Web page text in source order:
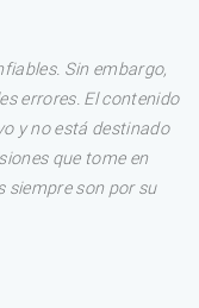
Sin embargo,
errores. El contenido
y no está destinado
que tome en
siempre son por su